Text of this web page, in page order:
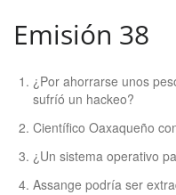
Emisión 38
¿Por ahorrarse unos
sufríó un hackeo?
Científico Oaxaqueño
¿Un sistema operativo
Assange podría ser